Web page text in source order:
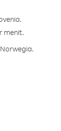
menit.